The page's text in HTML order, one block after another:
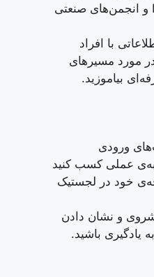
رابطه‌سازی، LinkedIn و انجمن‌های صنعتی
با افراد
مورد مسیرهای
بیاموزید.
ورودی
عملی کسب کنید
خود در لجستیک
و نشان دادن
یادگیری باشید.